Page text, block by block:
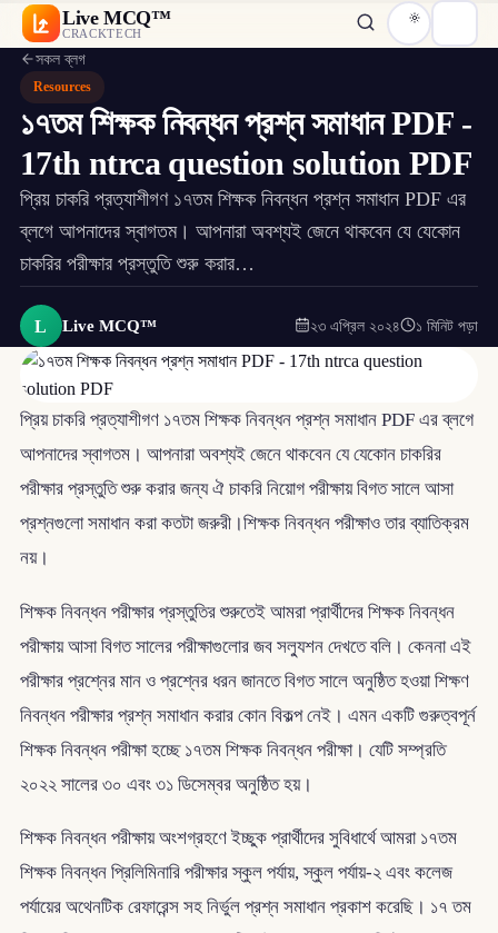
Live MCQ™
CRACKTECH
সকল ব্লগ
Resources
১৭তম শিক্ষক নিবন্ধন প্রশ্ন সমাধান PDF -
17th ntrca question solution PDF
প্রিয় চাকরি প্রত্যাশীগণ ১৭তম শিক্ষক নিবন্ধন প্রশ্ন সমাধান PDF এর
ব্লগে আপনাদের স্বাগতম। আপনারা অবশ্যই জেনে থাকবেন যে যেকোন
চাকরির পরীক্ষার প্রস্তুতি শুরু করার…
L Live MCQ™ ২৩ এপ্রিল ২০২৪ ১ মিনিট পড়া
প্রিয় চাকরি প্রত্যাশীগণ ১৭তম শিক্ষক নিবন্ধন প্রশ্ন সমাধান PDF এর ব্লগে
আপনাদের স্বাগতম। আপনারা অবশ্যই জেনে থাকবেন যে যেকোন চাকরির
পরীক্ষার প্রস্তুতি শুরু করার জন্য ঐ চাকরি নিয়োগ পরীক্ষায় বিগত সালে আসা
প্রশ্নগুলো সমাধান করা কতটা জরুরী।শিক্ষক নিবন্ধন পরীক্ষাও তার ব্যাতিক্রম
নয়।
শিক্ষক নিবন্ধন পরীক্ষার প্রস্তুতির শুরুতেই আমরা প্রার্থীদের শিক্ষক নিবন্ধন
পরীক্ষায় আসা বিগত সালের পরীক্ষাগুলোর জব সল্যুশন দেখতে বলি। কেননা এই
পরীক্ষার প্রশ্নের মান ও প্রশ্নের ধরন জানতে বিগত সালে অনুষ্ঠিত হওয়া শিক্ষণ
নিবন্ধন পরীক্ষার প্রশ্ন সমাধান করার কোন বিকল্প নেই। এমন একটি গুরুত্বপূর্ন
শিক্ষক নিবন্ধন পরীক্ষা হচ্ছে ১৭তম শিক্ষক নিবন্ধন পরীক্ষা। যেটি সম্প্রতি
২০২২ সালের ৩০ এবং ৩১ ডিসেম্বর অনুষ্ঠিত হয়।
শিক্ষক নিবন্ধন পরীক্ষায় অংশগ্রহণে ইচ্ছুক প্রার্থীদের সুবিধার্থে আমরা ১৭তম
শিক্ষক নিবন্ধন প্রিলিমিনারি পরীক্ষার স্কুল পর্যায়, স্কুল পর্যায়-২ এবং কলেজ
পর্যায়ের অথেনটিক রেফারেন্স সহ নির্ভুল প্রশ্ন সমাধান প্রকাশ করেছি। ১৭ তম